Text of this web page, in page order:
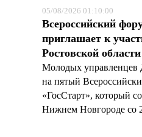
05/08/2026 01:10:00
Всероссийский
приглашает к
Ростовской области
Молодых управленцев
на пятый
«ГосСтарт», который
Нижнем Новгороде со